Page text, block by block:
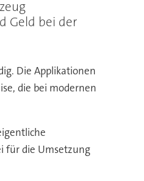
Geld bei der
Die Applikationen
die bei modernen
für die Umsetzung